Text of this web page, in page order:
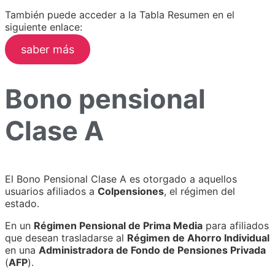
También puede acceder a la Tabla Resumen en el
siguiente enlace:
saber más
Bono pensional
Clase A
El Bono Pensional Clase A es otorgado a aquellos
usuarios afiliados a Colpensiones, el régimen del
estado.
En un Régimen Pensional de Prima Media para afiliados
que desean trasladarse al Régimen de Ahorro Individual
en una Administradora de Fondo de Pensiones Privada
(AFP).